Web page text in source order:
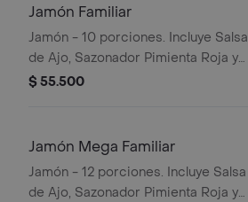
Jamón Familiar
Jamón - 10 porciones. Incluye Salsa
de Ajo, Sazonador Pimienta Roja y
Pepperoncini.
$ 55.500
Jamón Mega Familiar
Jamón - 12 porciones. Incluye Salsa
de Ajo, Sazonador Pimienta Roja y